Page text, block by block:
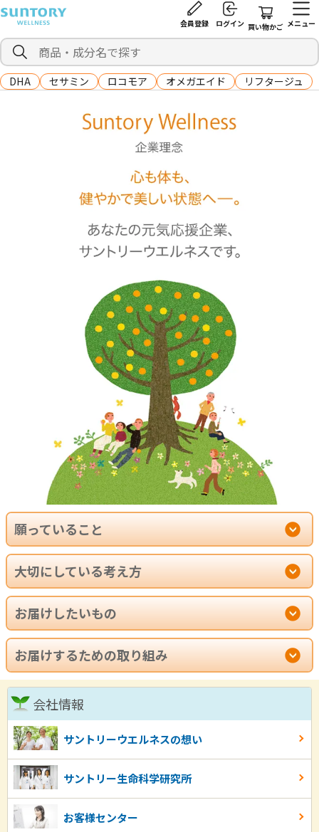
会員登録 ログイン 買い物かご メニュー
DHA セサミン ロコモア オメガエイド リフタージュ
願っていること
大切にしている考え方
お届けしたいもの
お届けするための取り組み
会社情報
サントリーウエルネスの想い
サントリー生命科学研究所
お客様センター